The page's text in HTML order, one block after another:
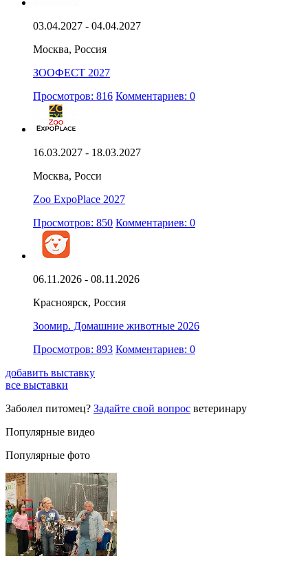
03.04.2027 - 04.04.2027
Москва, Россия
ЗООФЕСТ 2027
Просмотров: 816 Комментариев: 0
16.03.2027 - 18.03.2027
Москва, Росси
Zoo ExpoPlace 2027
Просмотров: 850 Комментариев: 0
06.11.2026 - 08.11.2026
Красноярск, Россия
Зоомир. Домашние животные 2026
Просмотров: 893 Комментариев: 0
добавить выставку
все выставки
Заболел питомец? Задайте свой вопрос ветеринару
Популярные видео
Популярные фото